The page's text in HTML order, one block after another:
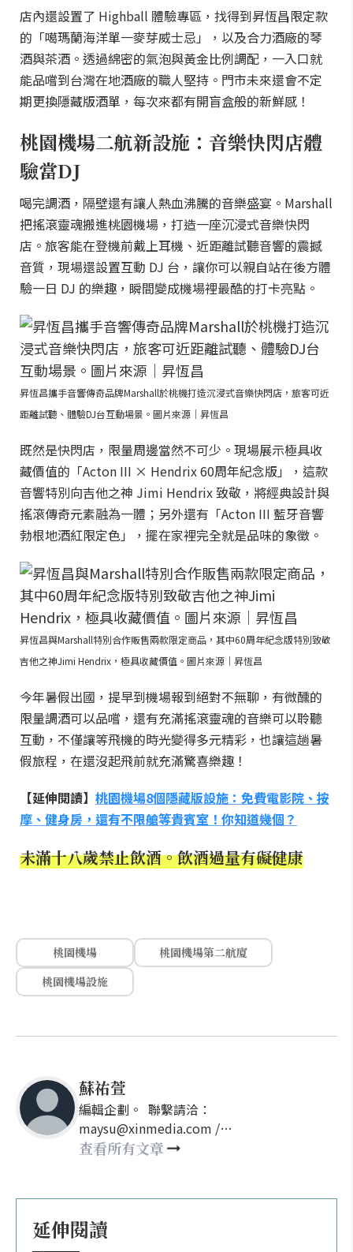
店內還設置了 Highball 體驗專區，找得到昇恆昌限定款
的「噶瑪蘭海洋單一麥芽威士忌」，以及合力酒廠的琴
酒與茶酒。透過綿密的氣泡與黃金比例調配，一入口就
能品嚐到台灣在地酒廠的職人堅持。門市未來還會不定
期更換隱藏版酒單，每次來都有開盲盒般的新鮮感！
桃園機場二航新設施：音樂快閃店體
驗當DJ
喝完調酒，隔壁還有讓人熱血沸騰的音樂盛宴。Marshall
把搖滾靈魂搬進桃園機場，打造一座沉浸式音樂快閃
店。旅客能在登機前戴上耳機、近距離試聽音響的震撼
音質，現場還設置互動 DJ 台，讓你可以親自站在後方體
驗一日 DJ 的樂趣，瞬間變成機場裡最酷的打卡亮點。
昇恆昌攜手音響傳奇品牌Marshall於桃機打造沉浸式音樂快閃店，旅客可近
距離試聽、體驗DJ台互動場景。圖片來源｜昇恆昌
既然是快閃店，限量周邊當然不可少。現場展示極具收
藏價值的「Acton III × Hendrix 60周年紀念版」，這款
音響特別向吉他之神 Jimi Hendrix 致敬，將經典設計與
搖滾傳奇元素融為一體；另外還有「Acton III 藍牙音響
勃根地酒紅限定色」，擺在家裡完全就是品味的象徵。
昇恆昌與Marshall特別合作販售兩款限定商品，其中60周年紀念版特別致敬
吉他之神Jimi Hendrix，極具收藏價值。圖片來源｜昇恆昌
今年暑假出國，提早到機場報到絕對不無聊，有微醺的
限量調酒可以品嚐，還有充滿搖滾靈魂的音樂可以聆聽
互動，不僅讓等飛機的時光變得多元精彩，也讓這趟暑
假旅程，在還沒起飛前就充滿驚喜樂趣！
【延伸閱讀】 桃園機場8個隱藏版設施：免費電影院、按
摩、健身房，還有不限艙等貴賓室！你知道幾個？
未滿十八歲禁止飲酒。飲酒過量有礙健康
桃園機場
桃園機場第二航廈
桃園機場設施
蘇祐萱
編輯企劃。 聯繫請洽：
maysu@xinmedia.com /
may860527@gmail.com
查看所有文章
延伸閱讀